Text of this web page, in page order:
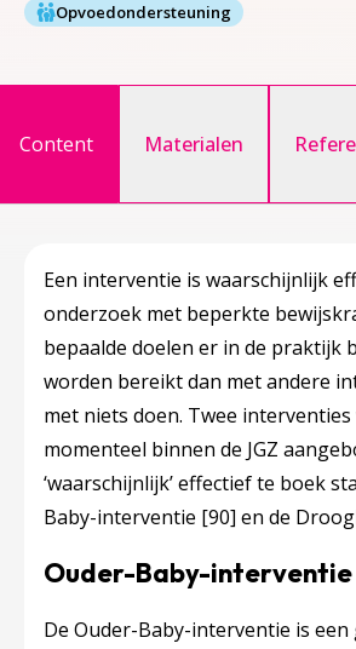
Opvoedondersteuning
Content Materialen
Een interventie is waarschijnlijk
onderzoek met beperkte
bepaalde doelen er in de praktijk
worden bereikt dan met andere
met niets doen. Twee
momenteel binnen de JGZ
‘waarschijnlijk’ effectief te boek
Baby-interventie [90] en de
Ouder-Baby-interventie
De Ouder-Baby-interventie is een